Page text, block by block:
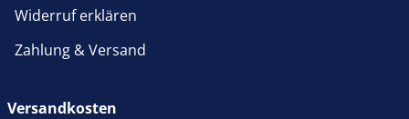
Widerruf erklären
Zahlung & Versand
Versandkosten